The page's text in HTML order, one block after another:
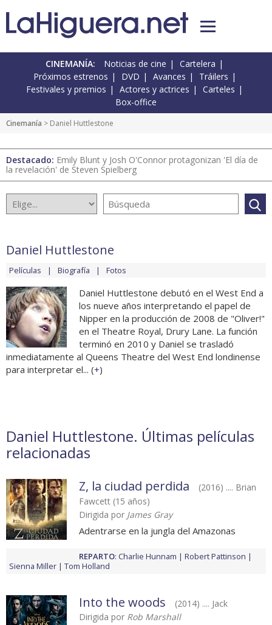
CINEMANÍA: Noticias de cine
Cartelera
Próximos estrenos
DVD Avances
Tráilers
Festivales y premios
Actores y actrices
Carteles
Box-office
Cinemanía > Daniel Huttlestone
Destacado: Emily Blunt y Josh O'Connor protagonizan 'El día de
la revelación' de Steven Spielberg
Daniel Huttlestone
Películas Biografía Fotos
Daniel Huttlestone debutó en el West End a
los nueve años interpretando el papel de
Nipper en la producción de 2008 de "Oliver!"
en el Theatre Royal, Drury Lane. La función
terminó en 2010 y Daniel se trasladó
inmediatamente al Queens Theatre del West End londinense
para interpretar el... (+)
Daniel Huttlestone. Últimas películas
relacionadas
Z, la ciudad perdida
(2016) .... Brian
Fawcett (15 años)
Dirigida por James Gray
Adentrarse en la jungla del Amazonas
REPARTO: Charlie Hunnam
Robert Pattinson
Sienna Miller
Tom Holland
Into the woods
(2014) .... Jack
Dirigida por Rob Marshall